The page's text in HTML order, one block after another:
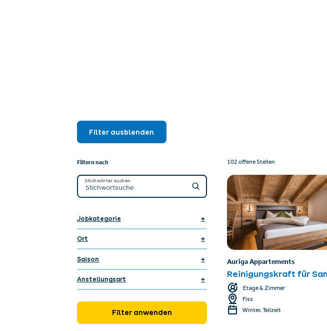
Filter ausblenden
Filtern nach
Stichwörter suchen
Jobkategorie
Ort
Saison
Anstellungsart
Filter anwenden
102 offene Stellen
Auriga Appartements
Reinigungskraft für
Etage & Zimmer
Fiss
Winter, Teilzeit